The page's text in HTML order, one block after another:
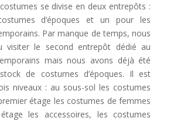
se divise en deux entrepôts :
d’époques et un pour les
Par manque de temps, nous
visiter le second entrepôt dédié au
mais nous avons déjà été
de costumes d’époques. Il est
niveaux : au sous-sol les costumes
étage les costumes de femmes
les accessoires, les costumes